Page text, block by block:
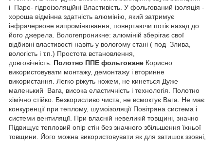
і Паро- гідроізоляційні Властивість. У фольгований ізоляція -
хороша відмінна здатність алюмінію, який затримує
інфрачервоне випромінювання, повертаючи потік назад до
його джерела. Вологепроникне: алюміній зберігає свої
відбивні властивості навіть у вологому стані ( под Злива,
вологість і т.п.) Простота встановлення,
довговічність. Полотно ППЕ фольговане Корисно
використовувати монтажу, демонтажу і вторинне
використання. Легко ріжуть ножем, не кинеться Дуже
маленький Вага, висока еластичність і технологія. Полотно
хімічно стійко. Безкорисливо чиста, не всмоктує Вага. Не має
конкуренції при теплому, шумоізоляції Повітряна система і
системи вентиляції. При власній невеликій товщині, значно
Підвищує тепловий опір стін без значного збільшення їхньої
товщини. Його можна використовувати як для затишок ззовні,